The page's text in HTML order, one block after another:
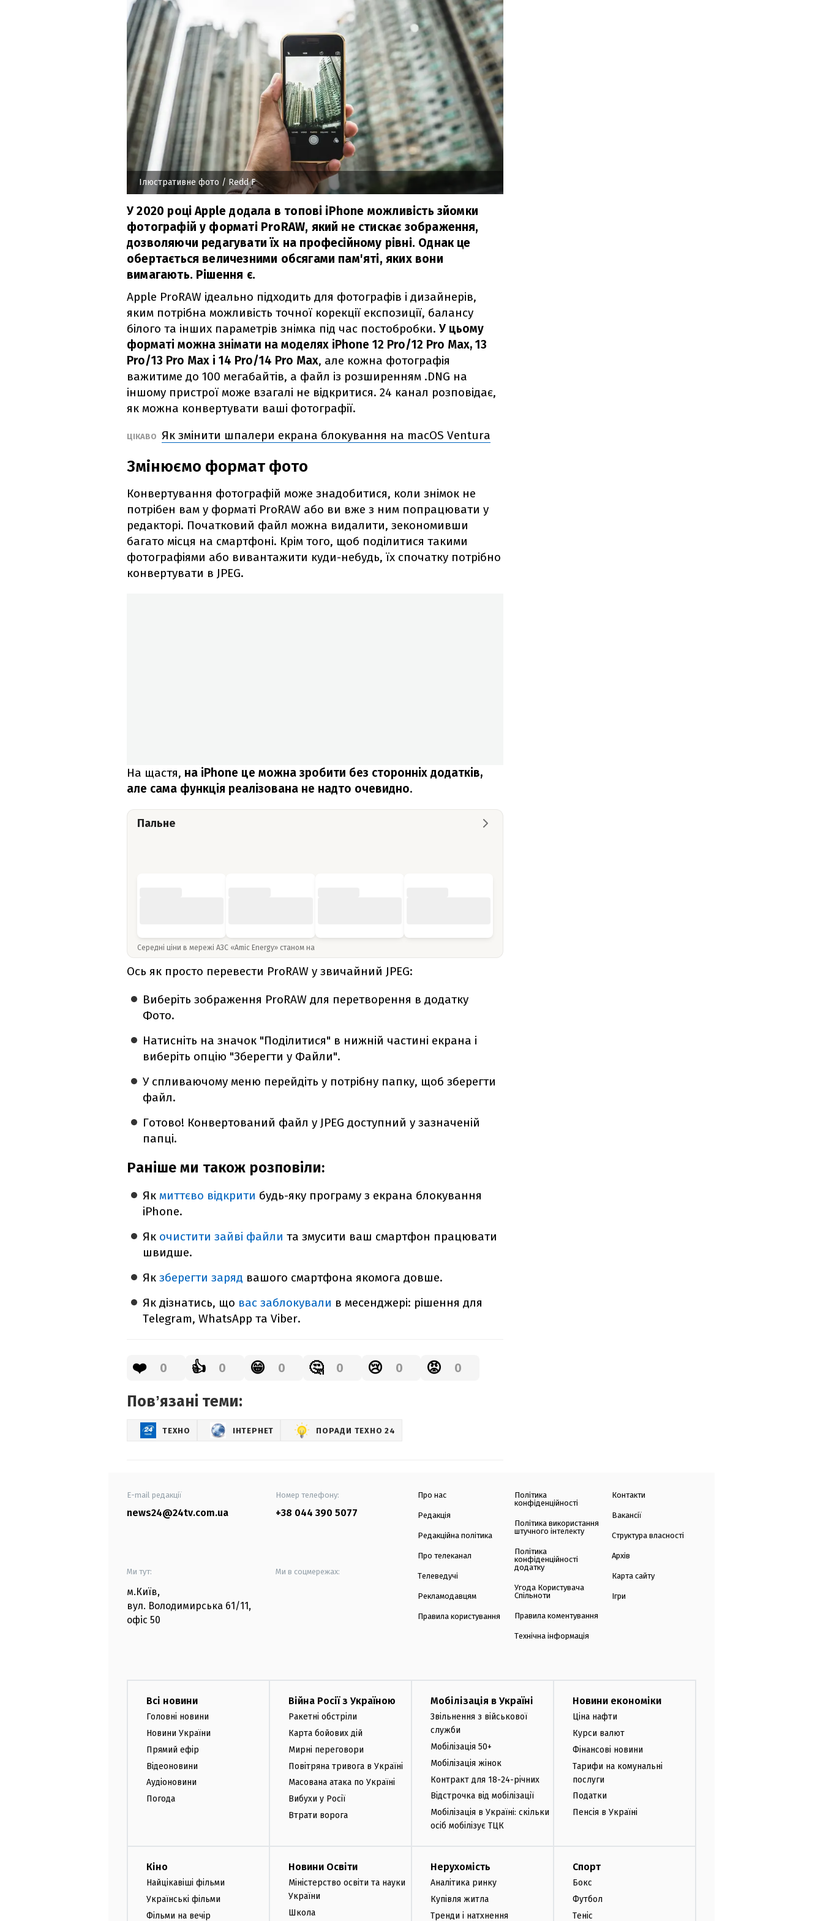
Ілюстративне фото / Redd F
У 2020 році Apple додала в топові iPhone можливість зйомки
фотографій у форматі ProRAW, який не стискає зображення,
дозволяючи редагувати їх на професійному рівні. Однак це
обертається величезними обсягами пам'яті, яких вони
вимагають. Рішення є.
Apple ProRAW ідеально підходить для фотографів і дизайнерів,
яким потрібна можливість точної корекції експозиції, балансу
білого та інших параметрів знімка під час постобробки. У цьому
форматі можна знімати на моделях iPhone 12 Pro/12 Pro Max, 13
Pro/13 Pro Max і 14 Pro/14 Pro Max, але кожна фотографія
важитиме до 100 мегабайтів, а файл із розширенням .DNG на
іншому пристрої може взагалі не відкритися. 24 канал розповідає,
як можна конвертувати ваші фотографії.
ЦІКАВО Як змінити шпалери екрана блокування на macOS Ventura
Змінюємо формат фото
Конвертування фотографій може знадобитися, коли знімок не
потрібен вам у форматі ProRAW або ви вже з ним попрацювати у
редакторі. Початковий файл можна видалити, зекономивши
багато місця на смартфоні. Крім того, щоб поділитися такими
фотографіями або вивантажити куди-небудь, їх спочатку потрібно
конвертувати в JPEG.
На щастя, на iPhone це можна зробити без сторонніх додатків,
але сама функція реалізована не надто очевидно.
Пальне
Середні ціни в мережі АЗС «Amic Energy» станом на
Ось як просто перевести ProRAW у звичайний JPEG:
Виберіть зображення ProRAW для перетворення в додатку
Фото.
Натисніть на значок "Поділитися" в нижній частині екрана і
виберіть опцію "Зберегти у Файли".
У спливаючому меню перейдіть у потрібну папку, щоб зберегти
файл.
Готово! Конвертований файл у JPEG доступний у зазначеній
папці.
Раніше ми також розповіли:
Як миттєво відкрити будь-яку програму з екрана блокування
iPhone.
Як очистити зайві файли та змусити ваш смартфон працювати
швидше.
Якзберегти заряд вашого смартфона якомога довше.
Як дізнатись, що вас заблокували в месенджері: рішення для
Telegram, WhatsApp та Viber.
❤️ 0 👍 0 😁 0 🤔 0 😢 0 😡 0
Повʼязані теми:
ТЕХНО ІНТЕРНЕТ ПОРАДИ ТЕХНО 24
E-mail редакції
news24@24tv.com.ua
Номер телефону:
+38 044 390 5077
Ми тут:
м.Київ,
вул. Володимирська 61/11,
офіс 50
Ми в соцмережах:
Про нас
Редакція
Редакційна політика
Про телеканал
Телеведучі
Рекламодавцям
Правила користування
Політика
конфіденційності
Політика використання
штучного інтелекту
Політика
конфіденційності
додатку
Угода Користувача
Спільноти
Правила коментування
Технічна інформація
Контакти
Вакансії
Структура власності
Архів
Карта сайту
Ігри
Всі новини
Головні новини
Новини України
Прямий ефір
Відеоновини
Аудіоновини
Погода
Війна Росії з Україною
Ракетні обстріли
Карта бойових дій
Мирні переговори
Повітряна тривога в Україні
Масована атака по Україні
Вибухи у Росії
Втрати ворога
Мобілізація в Україні
Звільнення з військової
служби
Мобілізація 50+
Мобілізація жінок
Контракт для 18-24-річних
Відстрочка від мобілізації
Мобілізація в Україні: скільки
осіб мобілізує ТЦК
Новини економіки
Ціна нафти
Курси валют
Фінансові новини
Тарифи на комунальні
послуги
Податки
Пенсія в Україні
Кіно
Найцікавіші фільми
Українські фільми
Фільми на вечір
Новини Освіти
Міністерство освіти та науки
України
Школа
Нерухомість
Аналітика ринку
Купівля житла
Тренди і натхнення
Спорт
Бокс
Футбол
Теніс